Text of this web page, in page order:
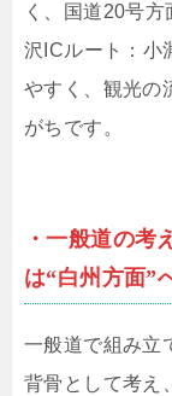
く、国道20号
沢ICルート：小
やすく、観光の
がちです。
・一般道の考
は“白州方面”
一般道で組み立
背骨として考え